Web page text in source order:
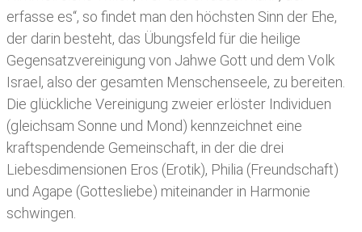
erfasse es“, so findet man den höchsten Sinn der Ehe,
der darin besteht, das Übungsfeld für die heilige
Gegensatzvereinigung von Jahwe Gott und dem Volk
Israel, also der gesamten Menschenseele, zu bereiten.
Die glückliche Vereinigung zweier erlöster Individuen
(gleichsam Sonne und Mond) kennzeichnet eine
kraftspendende Gemeinschaft, in der die drei
Liebesdimensionen Eros (Erotik), Philia (Freundschaft)
und Agape (Gottesliebe) miteinander in Harmonie
schwingen.